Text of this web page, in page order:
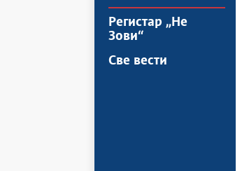
Регистар „Не
Зови“
Све вести